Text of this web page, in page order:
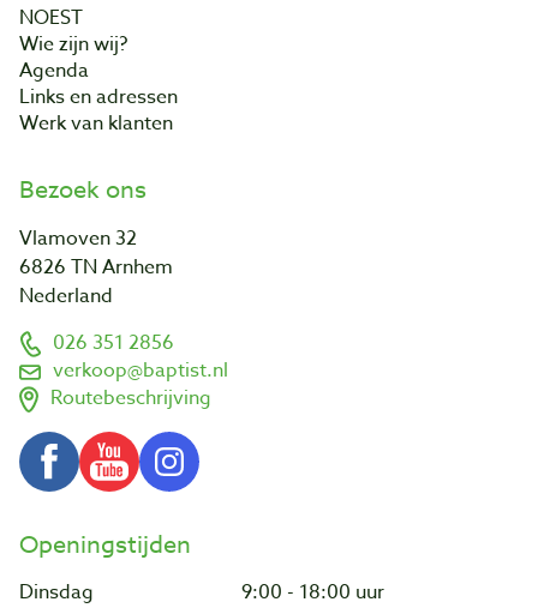
NOEST
Wie zijn wij?
Agenda
Links en adressen
Werk van klanten
Bezoek ons
Vlamoven 32
6826 TN Arnhem
Nederland
026 351 2856
verkoop@baptist.nl
Routebeschrijving
Openingstijden
Dinsdag
9:00 - 18:00 uur